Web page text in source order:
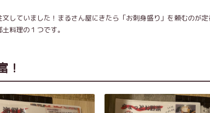
していました！まるさん屋にきたら「お刺身盛り」を頼むのが
料理の１つです。
！